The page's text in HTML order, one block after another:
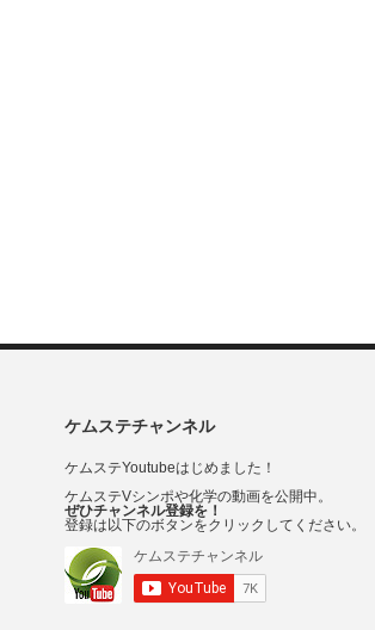
ケムステチャンネル
ケムステYoutubeはじめました！
ケムステVシンポや化学の動画を公開中。
ぜひチャンネル登録を！
登録は以下のボタンをクリックしてください。